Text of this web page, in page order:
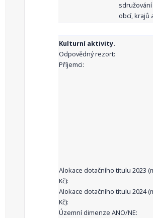
obcí, krajů
Kulturní aktivity.
Odpovědný rezort:
Příjemci:
Alokace dotačního titulu 2023
Kč):
Alokace dotačního titulu 2024
Kč):
Územní dimenze ANO/NE: